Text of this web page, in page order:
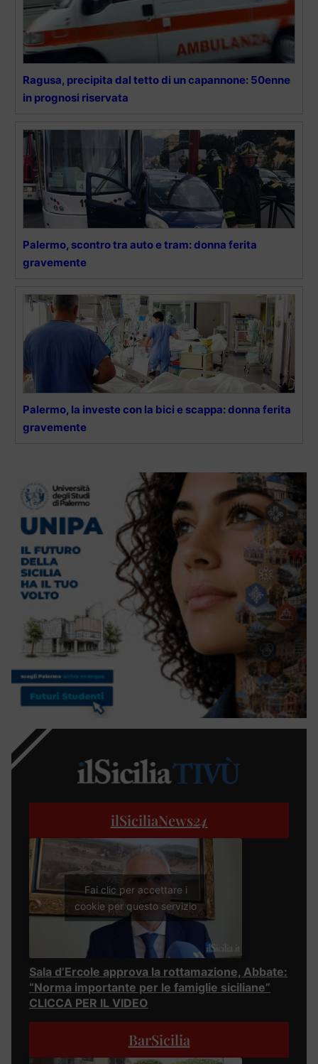
Ragusa, precipita dal tetto di un capannone: 50enne
in prognosi riservata
Palermo, scontro tra auto e tram: donna ferita
gravemente
Palermo, la investe con la bici e scappa: donna ferita
gravemente
ilSiciliaNews24
Fai clic per accettare i
cookie per questo servizio
Sala d’Ercole approva la rottamazione, Abbate:
“Norma importante per le famiglie siciliane”
CLICCA PER IL VIDEO
BarSicilia